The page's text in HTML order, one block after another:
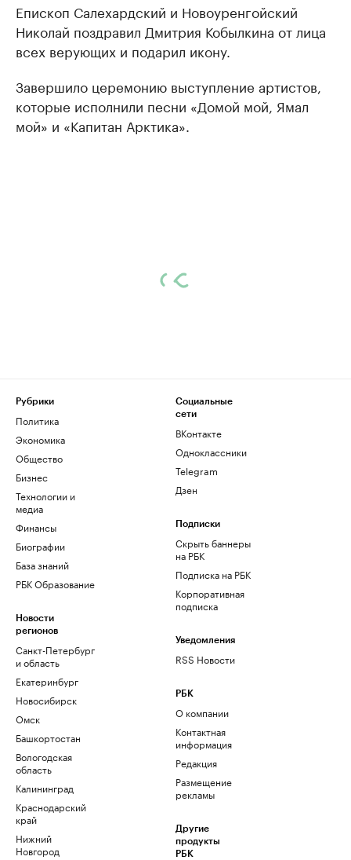
Епископ Салехардский и Новоуренгойский
Николай поздравил Дмитрия Кобылкина от лица
всех верующих и подарил икону.
Завершило церемонию выступление артистов,
которые исполнили песни «Домой мой, Ямал
мой» и «Капитан Арктика».
Рубрики
Политика
Экономика
Общество
Бизнес
Технологии и
медиа
Финансы
Биографии
База знаний
РБК Образование
Новости
регионов
Санкт-Петербург
и область
Екатеринбург
Новосибирск
Омск
Башкортостан
Вологодская
область
Калининград
Краснодарский
край
Нижний
Новгород
Социальные
сети
ВКонтакте
Одноклассники
Telegram
Дзен
Подписки
Скрыть баннеры
на РБК
Подписка на РБК
Корпоративная
подписка
Уведомления
RSS Новости
РБК
О компании
Контактная
информация
Редакция
Размещение
рекламы
Другие
продукты
РБК